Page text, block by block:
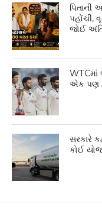
પિતાની
પહોંચી,
જોઈ
WTCમાં
એક પણ
સરકારે
કોઈ